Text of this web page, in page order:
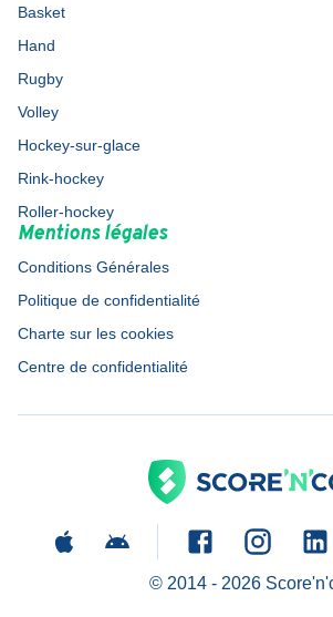
Basket
Hand
Rugby
Volley
Hockey-sur-glace
Rink-hockey
Roller-hockey
Mentions légales
Conditions Générales
Politique de confidentialité
Charte sur les cookies
Centre de confidentialité
© 2014 - 2026